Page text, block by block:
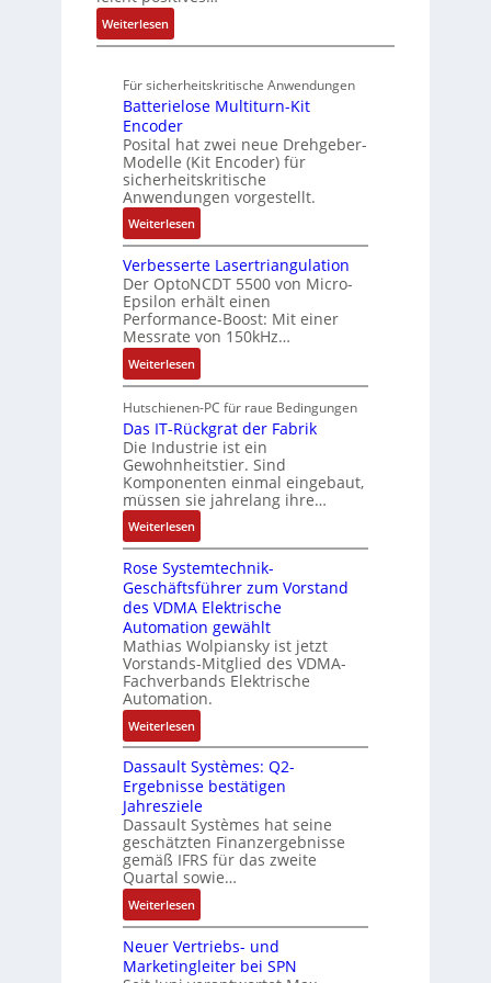
u
g
3
f
ü
s
i
c
h
e
r
e
E
n
t
w
i
c
k
l
u
n
g
R
o
o
t
i
k
n
4
,
M
i
l
l
i
o
n
e
n
A
r
b
e
i
t
s
k
r
ä
f
t
e
u
t
A
t
o
m
a
t
i
n
x
p
a
n
d
i
e
r
t
Weiterlesen:
A
f
t
r
a
g
s
e
i
n
g
a
n
g
i
m
s
c
h
i
n
e
n
-
u
n
d
A
n
l
a
g
e
n
b
a
u
:
P
o
s
i
Für sicherheitskritische Anwendungen
Batterielose Multiturn-Kit
Encoder
Posital hat zwei neue Drehgeber-
Modelle (Kit Encoder) für
sicherheitskritische
Anwendungen vorgestellt.
Weiterlesen:
B
a
t
t
e
r
i
e
l
o
s
e
M
u
l
i
t
u
r
n
-
K
i
t
E
n
c
o
d
e
r
Verbesserte Lasertriangulation
Der OptoNCDT 5500 von Micro-
Epsilon erhält einen
Performance-Boost: Mit einer
Messrate von 150kHz…
Weiterlesen:
V
e
r
b
e
s
s
e
r
t
e
L
a
s
e
r
r
i
a
n
g
u
l
a
t
i
o
n
Hutschienen-PC für raue Bedingungen
Das IT-Rückgrat der Fabrik
Die Industrie ist ein
Gewohnheitstier. Sind
Komponenten einmal eingebaut,
müssen sie jahrelang ihre…
Weiterlesen:
D
a
s
I
T
-
R
ü
c
k
r
a
t
d
e
r
F
a
b
r
Rose Systemtechnik-
Geschäftsführer zum Vorstand
des VDMA Elektrische
Automation gewählt
Mathias Wolpiansky ist jetzt
Vorstands-Mitglied des VDMA-
Fachverbands Elektrische
Automation.
Weiterlesen:
R
o
s
e
S
y
s
t
e
m
t
e
Dassault Systèmes: Q2-
Ergebnisse bestätigen
Jahresziele
Dassault Systèmes hat seine
geschätzten Finanzergebnisse
gemäß IFRS für das zweite
Quartal sowie…
Weiterlesen:
D
a
s
Neuer Vertriebs- und
Marketingleiter bei SPN